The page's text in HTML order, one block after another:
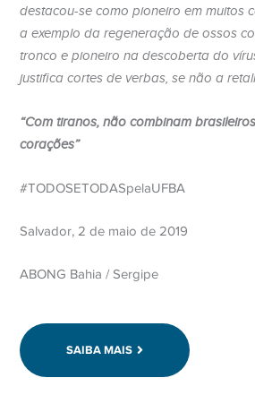
destacou-se como pioneiro em muitos
a exemplo da regeneração de ossos
tronco e pioneiro na descoberta do
justifica cortes de verbas, se não a
“Com tiranos, não combinam
corações”
#TODOSETODASpelaUFBA
Salvador, 2 de maio de 2019
ABONG Bahia / Sergipe
SAIBA MAIS